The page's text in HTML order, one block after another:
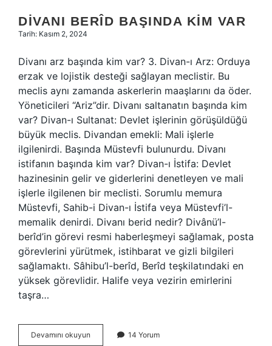
DIVANI BERÎD BAŞINDA KIM VAR
Tarih: Kasım 2, 2024
Divanı arz başında kim var? 3. Divan-ı Arz: Orduya
erzak ve lojistik desteği sağlayan meclistir. Bu
meclis aynı zamanda askerlerin maaşlarını da öder.
Yöneticileri “Ariz”dir. Divanı saltanatın başında kim
var? Divan-ı Sultanat: Devlet işlerinin görüşüldüğü
büyük meclis. Divandan emekli: Mali işlerle
ilgilenirdi. Başında Müstevfi bulunurdu. Divanı
istifanın başında kim var? Divan-ı İstifa: Devlet
hazinesinin gelir ve giderlerini denetleyen ve mali
işlerle ilgilenen bir meclisti. Sorumlu memura
Müstevfi, Sahib-i Divan-ı İstifa veya Müstevfi’l-
memalik denirdi. Divanı berid nedir? Divânü’l-
berîd’in görevi resmi haberleşmeyi sağlamak, posta
görevlerini yürütmek, istihbarat ve gizli bilgileri
sağlamaktı. Sâhibu’l-berîd, Berîd teşkilatındaki en
yüksek görevlidir. Halife veya vezirin emirlerini
taşra…
Devamını okuyun 14 Yorum